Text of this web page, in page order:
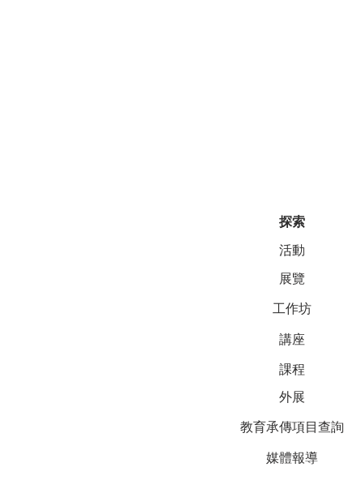
探索
活動
展覽
工作坊
講座
課程
外展
教育承傳項目查詢
媒體報導